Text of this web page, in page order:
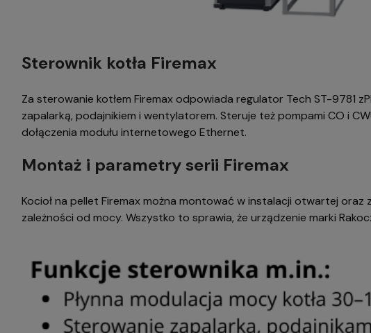
Sterownik kotła Firemax
Za sterowanie kotłem Firemax odpowiada regulator Tech ST-9781
zapalarką, podajnikiem i wentylatorem. Steruje też pompami CO i
dołączenia modułu internetowego Ethernet.
Montaż i parametry serii Firemax
Kocioł na pellet Firemax można montować w instalacji otwartej oraz
zależności od mocy. Wszystko to sprawia, że urządzenie marki